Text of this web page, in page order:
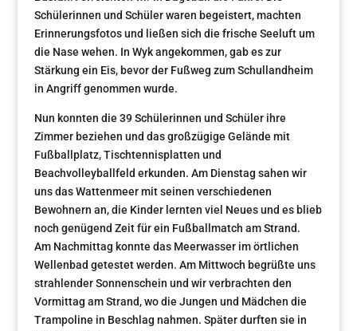
Schülerinnen und Schüler waren begeistert, machten
Erinnerungsfotos und ließen sich die frische Seeluft um
die Nase wehen. In Wyk angekommen, gab es zur
Stärkung ein Eis, bevor der Fußweg zum Schullandheim
in Angriff genommen wurde.
Nun konnten die 39 Schülerinnen und Schüler ihre
Zimmer beziehen und das großzügige Gelände mit
Fußballplatz, Tischtennisplatten und
Beachvolleyballfeld erkunden. Am Dienstag sahen wir
uns das Wattenmeer mit seinen verschiedenen
Bewohnern an, die Kinder lernten viel Neues und es blieb
noch genügend Zeit für ein Fußballmatch am Strand.
Am Nachmittag konnte das Meerwasser im örtlichen
Wellenbad getestet werden. Am Mittwoch begrüßte uns
strahlender Sonnenschein und wir verbrachten den
Vormittag am Strand, wo die Jungen und Mädchen die
Trampoline in Beschlag nahmen. Später durften sie in